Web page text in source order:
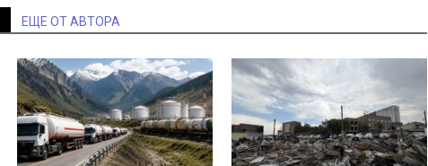
ЕЩЕ ОТ АВТОРА